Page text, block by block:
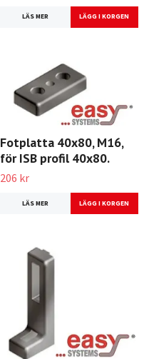
LÄS MER
Fotplatta 40x80, M16,
för ISB profil 40x80.
206 kr
LÄS MER